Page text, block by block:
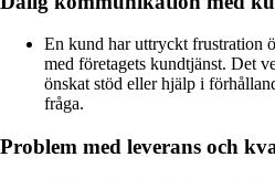
En kund har uttryckt frustration
med företagets kundtjänst. Det
önskat stöd eller hjälp i
fråga.
Problem med leverans och